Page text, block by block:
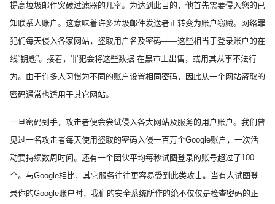
提高垃圾邮件突破过滤器的几率。为达到此目的，他首先需要侵入您的已
知联系人账户。这意味着许多垃圾邮件发送者正转变为账户窃贼。网络罪
犯们每天侵入各家网站，盗取用户名及密码——这些相当于登录账户的在
线“钥匙”。接着，罪犯会将这些数据 在黑市上出售，或用其从事不法行
为。由于许多人习惯为不同的账户设置相同密码，因此从一个网站盗取的
密码通常也适用于其它网站。
一旦密码到手，攻击者便会尝试侵入各大网站及服务的用户账户。我们曾
见过一名攻击者每天使用盗取的密码入侵一百万个Google账户，一次活
动要持续数周时间。还有一个团伙平均每秒试图登录的账号超过了100
个。与Google相比，其它服务往往更容易受到此类攻击。当有人试图登
录你的Google账户时，我们的安全系统所作的绝不仅仅是检查密码的正